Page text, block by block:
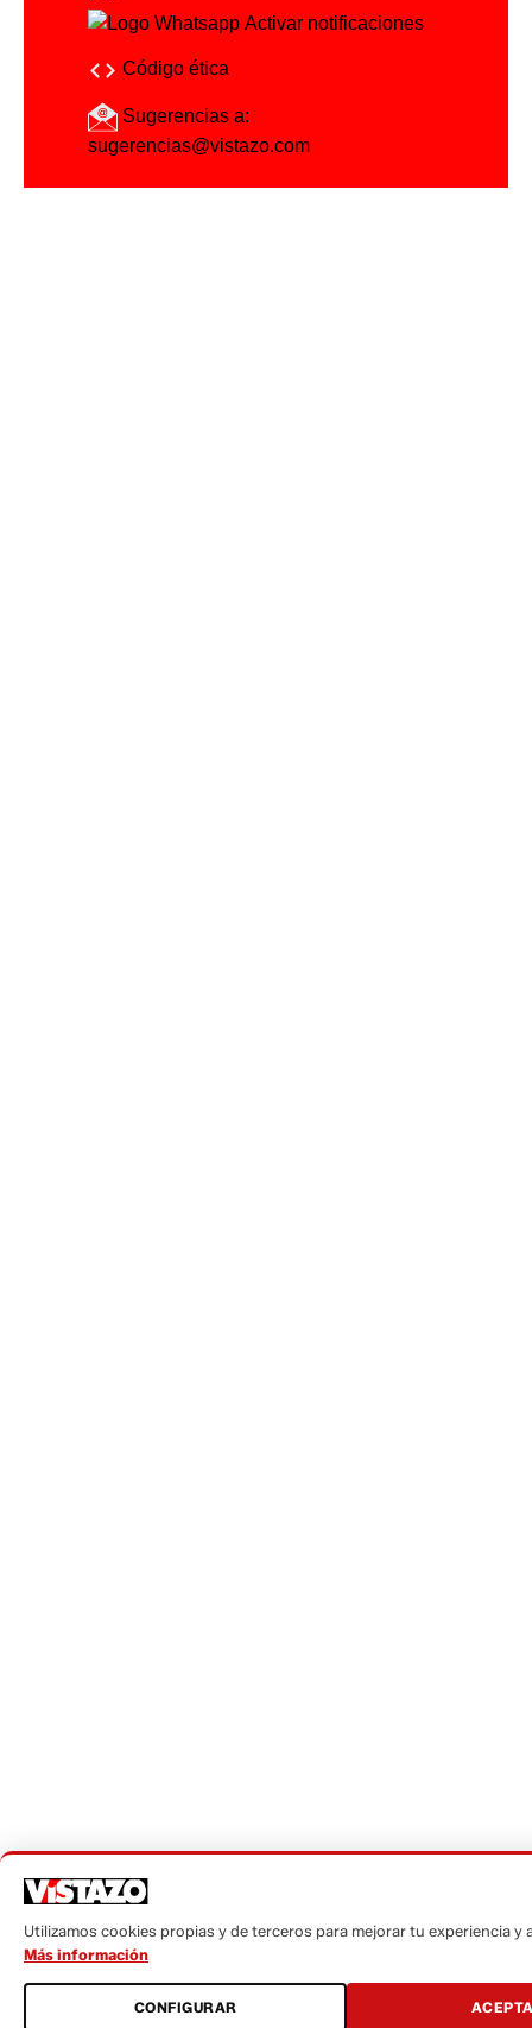
Activar notificaciones
Código ética
Sugerencias a:
sugerencias@vistazo.com
Utilizamos cookies propias y de terceros para mejorar tu experiencia y
Más información
CONFIGURAR